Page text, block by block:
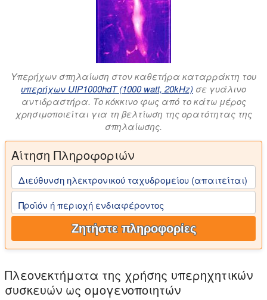
Υπερήχων σπηλαίωση στον καθετήρα καταρράκτη του
υπερήχων UIP1000hdT (1000 watt, 20kHz) σε γυάλινο
αντιδραστήρα. Το κόκκινο φως από το κάτω μέρος
χρησιμοποιείται για τη βελτίωση της ορατότητας της
σπηλαίωσης.
Αίτηση Πληροφοριών
Διεύθυνση ηλεκτρονικού ταχυδρομείου (απαιτείται)
Προϊόν ή περιοχή ενδιαφέροντος
Ζητήστε πληροφορίες
Πλεονεκτήματα της χρήσης υπερηχητικών
συσκευών ως ομογενοποιητών